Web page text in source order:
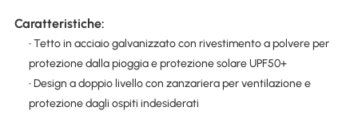
Caratteristiche:
• Tetto in acciaio galvanizzato con rivestimento a polvere per
protezione dalla pioggia e protezione solare UPF50+
• Design a doppio livello con zanzariera per ventilazione e
protezione dagli ospiti indesiderati